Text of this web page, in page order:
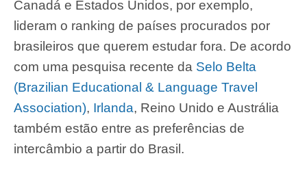
Canadá e Estados Unidos, por exemplo,
lideram o ranking de países procurados por
brasileiros que querem estudar fora. De acordo
com uma pesquisa recente da Selo Belta
(Brazilian Educational & Language Travel
Association), Irlanda, Reino Unido e Austrália
também estão entre as preferências de
intercâmbio a partir do Brasil.